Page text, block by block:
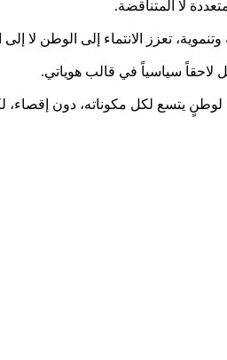
يتسع لكل مكوناته، دون